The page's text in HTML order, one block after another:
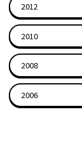
2012
2010
2008
2006